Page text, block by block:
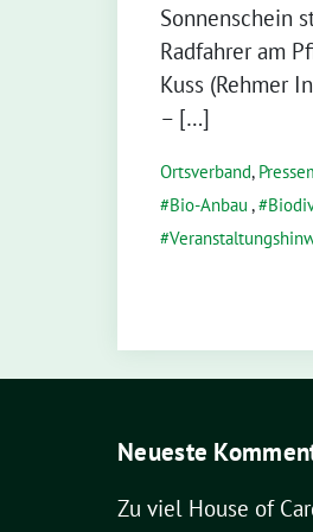
Sonnenschein
Radfahrer am
Kuss (Rehmer
– […]
Ortsverband,
Bio-Anbau ,
Neueste
Zu viel House of